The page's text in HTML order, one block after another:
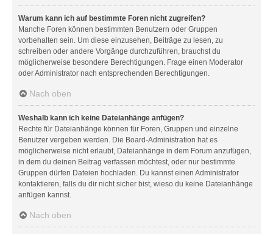
Warum kann ich auf bestimmte Foren nicht zugreifen?
Manche Foren können bestimmten Benutzern oder Gruppen
vorbehalten sein. Um diese einzusehen, Beiträge zu lesen, zu
schreiben oder andere Vorgänge durchzuführen, brauchst du
möglicherweise besondere Berechtigungen. Frage einen Moderator
oder Administrator nach entsprechenden Berechtigungen.
Nach oben
Weshalb kann ich keine Dateianhänge anfügen?
Rechte für Dateianhänge können für Foren, Gruppen und einzelne
Benutzer vergeben werden. Die Board-Administration hat es
möglicherweise nicht erlaubt, Dateianhänge in dem Forum anzufügen,
in dem du deinen Beitrag verfassen möchtest, oder nur bestimmte
Gruppen dürfen Dateien hochladen. Du kannst einen Administrator
kontaktieren, falls du dir nicht sicher bist, wieso du keine Dateianhänge
anfügen kannst.
Nach oben